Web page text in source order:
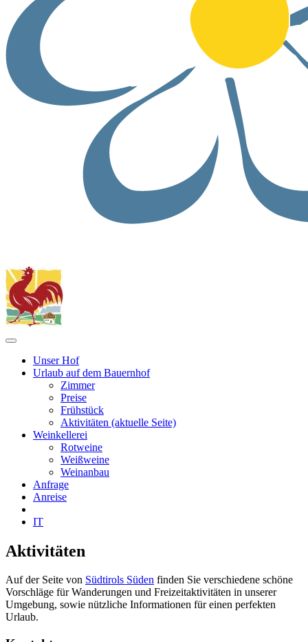
Unser Hof
Urlaub auf dem Bauernhof
Zimmer
Preise
Frühstück
Aktivitäten (aktuelle Seite)
Weinkellerei
Rotweine
Weißweine
Weinanbau
Anfrage
Anreise
IT
Aktivitäten
Auf der Seite von Südtirols Süden finden Sie verschiedene schöne
Vorschläge für Wanderungen und Freizeitaktivitäten in unserer
Umgebung, sowie nützliche Informationen für einen perfekten
Urlaub.